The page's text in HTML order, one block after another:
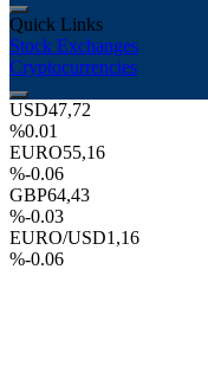
Quick Links
Stock Exchanges
Cryptocurrencies
USD47,72
%0.01
EURO55,16
%-0.06
GBP64,43
%-0.03
EURO/USD1,16
%-0.06